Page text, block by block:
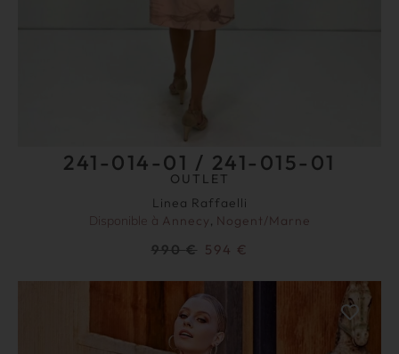
241-014-01 / 241-015-01
OUTLET
Linea Raffaelli
Disponible à Annecy, Nogent/Marne
990€ 594 €